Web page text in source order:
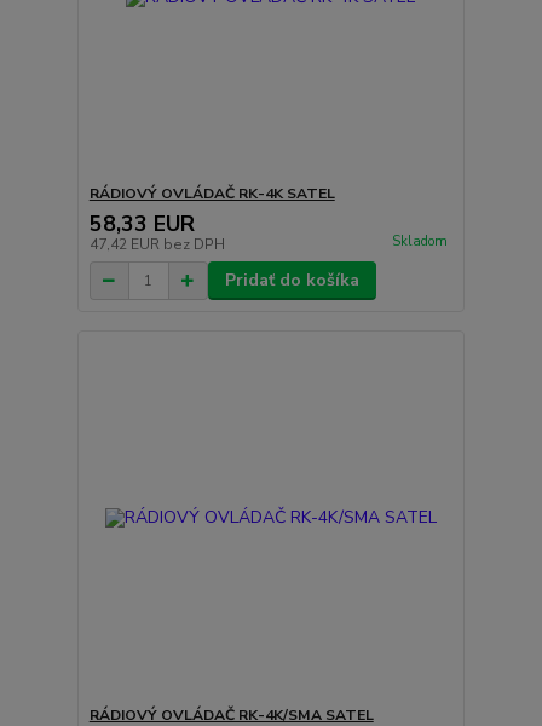
RÁDIOVÝ OVLÁDAČ RK-4K SATEL
58,33 EUR
47,42 EUR bez DPH Skladom
Pridať do košíka
RÁDIOVÝ OVLÁDAČ RK-4K/SMA SATEL